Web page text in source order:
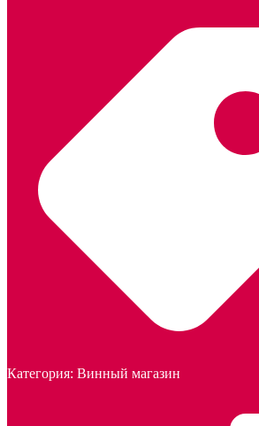
Категория: Винный магазин